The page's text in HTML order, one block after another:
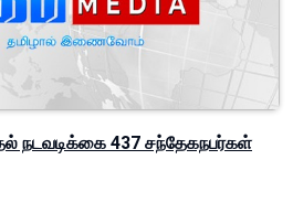
நடவடிக்கை 437 சந்தேகநபர்கள்